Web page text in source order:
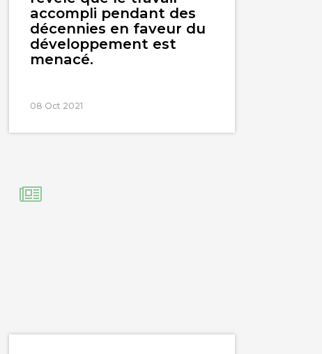
accompli pendant des
décennies en faveur du
développement est
menacé.
08 Oct 2021